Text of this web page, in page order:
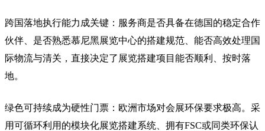
跨国落地执行能力成关键：服务商是否具备在德国的稳定合作
伙伴、是否熟悉慕尼黑展览中心的搭建规范、能否高效处理国
际物流与清关，直接决定了展览搭建项目能否顺利、按时落
地。
绿色可持续成为硬性门票：欧洲市场对会展环保要求极高。采
用可循环利用的模块化展览搭建系统、拥有FSC或同类环保认